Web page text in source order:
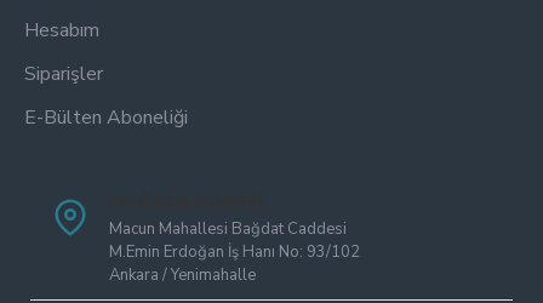
Hesabım
Siparişler
E-Bülten Aboneliği
Macun Mahallesi Bağdat Caddesi
M.Emin Erdoğan İş Hanı No: 93/102
Ankara / Yenimahalle